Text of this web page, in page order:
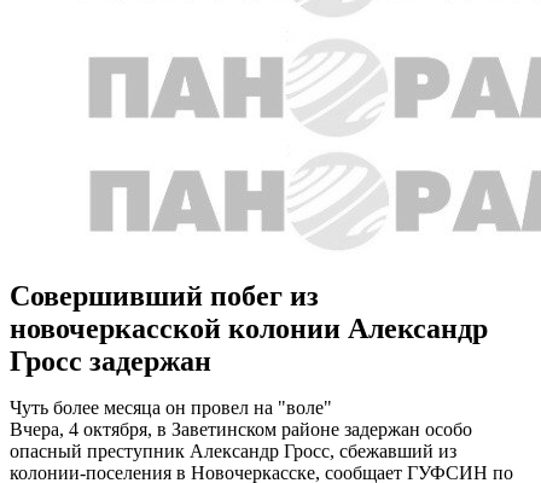
Совершивший побег из
новочеркасской колонии Александр
Гросс задержан
Чуть более месяца он провел на "воле"
Вчера, 4 октября, в Заветинском районе задержан особо
опасный преступник Александр Гросс, сбежавший из
колонии-поселения в Новочеркасске, сообщает ГУФСИН по